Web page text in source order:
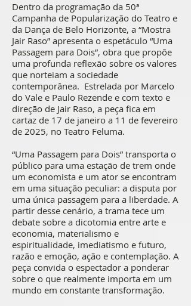
Dentro da programação da 50ª
Campanha de Popularização do Teatro e
da Dança de Belo Horizonte, a “Mostra
Jair Raso” apresenta o espetáculo “Uma
Passagem para Dois”, obra que propõe
uma profunda reflexão sobre os valores
que norteiam a sociedade
contemporânea. Estrelada por Marcelo
do Vale e Paulo Rezende e com texto e
direção de Jair Raso, a peça fica em
cartaz de 17 de janeiro a 11 de fevereiro
de 2025, no Teatro Feluma.
“Uma Passagem para Dois” transporta o
público para uma estação de trem onde
um economista e um ator se encontram
em uma situação peculiar: a disputa por
uma única passagem para a liberdade. A
partir desse cenário, a trama tece um
debate sobre a dicotomia entre arte e
economia, materialismo e
espiritualidade, imediatismo e futuro,
razão e emoção, ação e contemplação. A
peça convida o espectador a ponderar
sobre o que realmente importa em um
mundo em constante transformação.